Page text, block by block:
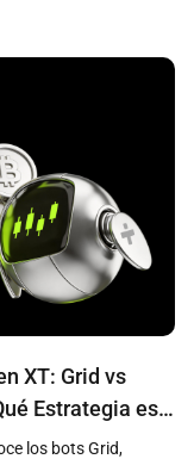
XT: Grid vs
Estrategia es
los bots Grid,